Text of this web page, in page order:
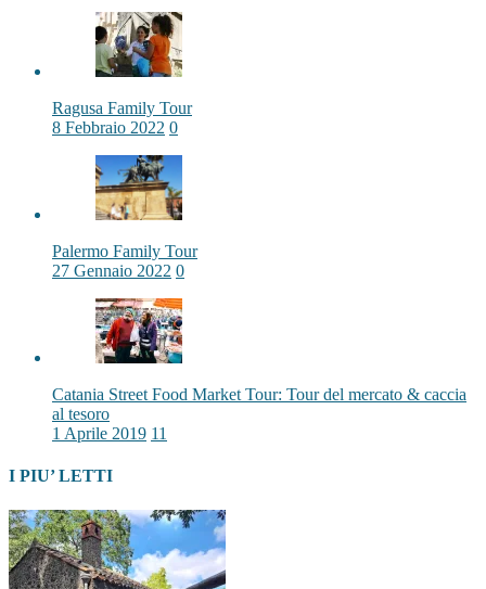
Ragusa Family Tour
8 Febbraio 2022 0
Palermo Family Tour
27 Gennaio 2022 0
Catania Street Food Market Tour: Tour del mercato & caccia
al tesoro
1 Aprile 2019 11
I PIU’ LETTI